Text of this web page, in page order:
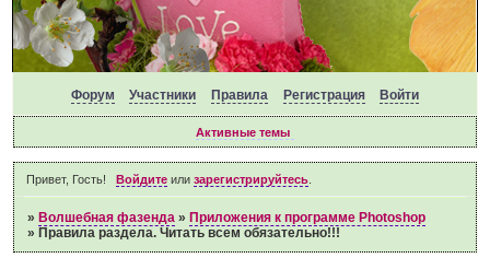
Форум Участники Правила Регистрация Войти
Активные темы
Привет, Гость! Войдитеили зарегистрируйтесь.
» Волшебная фазенда » Приложения к программе Photoshop
» Правила раздела. Читать всем обязательно!!!